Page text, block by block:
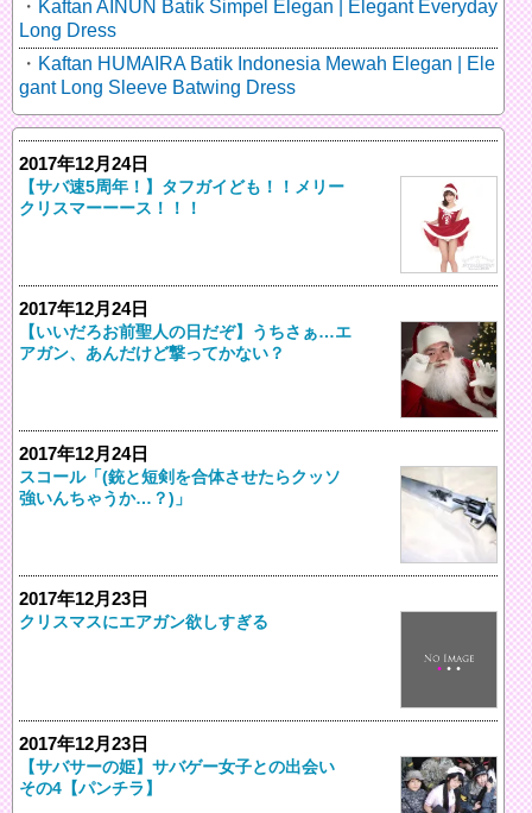
Kaftan AINUN Batik Simpel Elegan | Elegant Everyday
Long Dress
Kaftan HUMAIRA Batik Indonesia Mewah Elegan | Ele
gant Long Sleeve Batwing Dress
2017年12月24日
【サバ速5周年！】タフガイども！！メリー
クリスマーーース！！！
2017年12月24日
【いいだろお前聖人の日だぞ】うちさぁ…エ
アガン、あんだけど撃ってかない？
2017年12月24日
スコール「(銃と短剣を合体させたらクッソ
強いんちゃうか…？)」
2017年12月23日
クリスマスにエアガン欲しすぎる
2017年12月23日
【サバサーの姫】サバゲー女子との出会い
その4【パンチラ】